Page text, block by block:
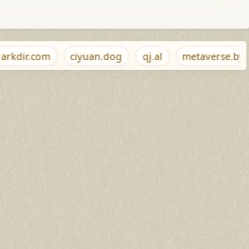
arkdir.com ciyuan.dog qj.al metaverse.by